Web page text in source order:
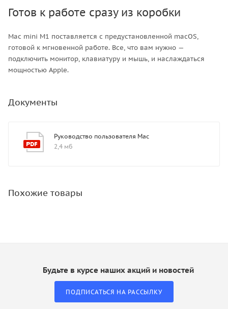
Готов к работе сразу из коробки
Mac mini M1 поставляется с предустановленной macOS,
готовой к мгновенной работе. Все, что вам нужно —
подключить монитор, клавиатуру и мышь, и наслаждаться
мощностью Apple.
Документы
Руководство пользователя Mac
2,4 мб
Похожие товары
Будьте в курсе наших акций и новостей
ПОДПИСАТЬСЯ НА РАССЫЛКУ